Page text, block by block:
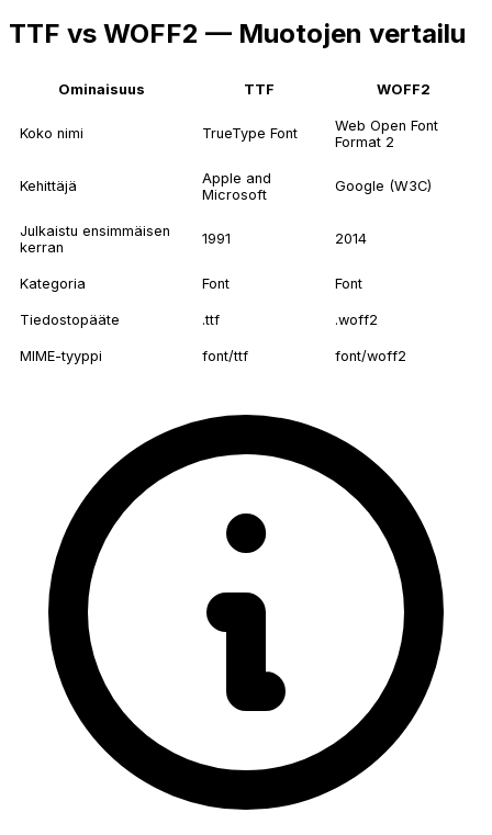
TTF vs WOFF2 — Muotojen vertailu
Ominaisuus TTF WOFF2
Koko nimi TrueType Font
Web Open Font
Format 2
Kehittäjä
Apple and
Microsoft
Google (W3C)
Julkaistu ensimmäisen
kerran
1991 2014
Kategoria Font Font
Tiedostopääte .ttf .woff2
MIME-tyyppi font/ttf font/woff2